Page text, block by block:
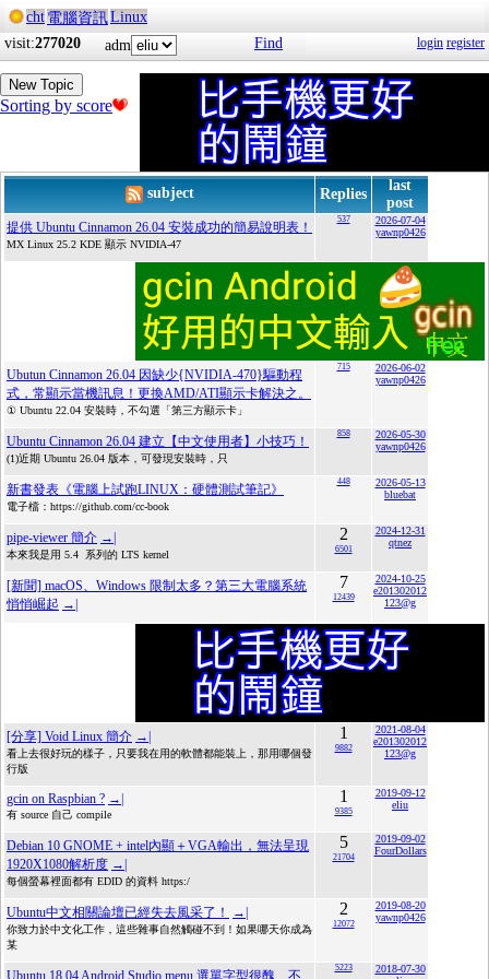
cht 電腦資訊Linux
visit:277020 adm Find login register
New Topic
Sorting by score
subject Replies
last
post
提供 Ubuntu Cinnamon 26.04 安裝成功的簡易說明表！
MX Linux 25.2 KDE 顯示 NVIDIA-47
537
2026-07-04
yawnp0426
Ubutun Cinnamon 26.04 因缺少{NVIDIA-470}驅動程
式，常顯示當機訊息！更換AMD/ATI顯示卡解決之。
① Ubuntu 22.04 安裝時，不勾選「第三方顯示卡」
715
2026-06-02
yawnp0426
Ubuntu Cinnamon 26.04 建立【中文使用者】小技巧！
(1)近期 Ubuntu 26.04 版本，可發現安裝時，只
858
2026-05-30
yawnp0426
新書發表《電腦上試跑LINUX：硬體測試筆記》
電子檔：https://github.com/cc-book
448
2026-05-13
bluebat
pipe-viewer 簡介 →|
本來我是用 5.4 系列的 LTS kernel
2
6501
2024-12-31
qtnez
[新聞] macOS、Windows 限制太多？第三大電腦系統
悄悄崛起 →|
7
12439
2024-10-25
e201302012
123@g
[分享] Void Linux 簡介 →|
看上去很好玩的樣子，只要我在用的軟體都能裝上，那用哪個發
行版
1
9882
2021-08-04
e201302012
123@g
gcin on Raspbian ? →|
有 source 自己 compile
1
9385
2019-09-12
eliu
Debian 10 GNOME + intel內顯＋VGA輸出，無法呈現
1920X1080解析度 →|
每個螢幕裡面都有 EDID 的資料 https:/
5
21704
2019-09-02
FourDollars
Ubuntu中文相關論壇已經失去風采了！ →|
你致力於中文化工作，這些雜事自然觸碰不到！如果哪天你成為
某
2
12072
2019-08-20
yawnp0426
Ubuntu 18.04 Android Studio menu 選單字型很醜、不
5223
2018-07-30